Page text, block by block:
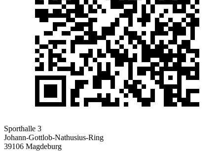
Sporthalle 3
Johann-Gottlob-Nathusius-Ring
39106 Magdeburg